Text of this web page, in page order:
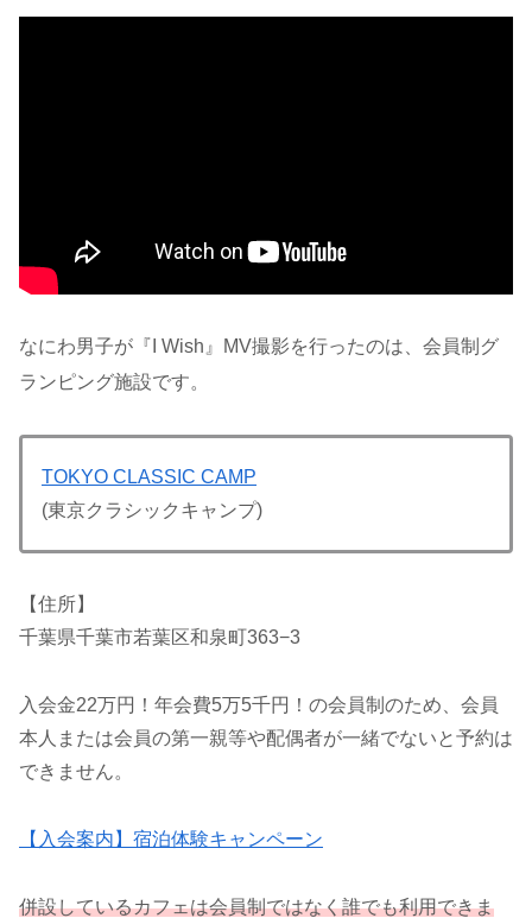
なにわ男子が『I Wish』MV撮影を行ったのは、会員制グ
ランピング施設です。
TOKYO CLASSIC CAMP
(東京クラシックキャンプ)
【住所】
千葉県千葉市若葉区和泉町363−3
入会金22万円！年会費5万5千円！の会員制のため、会員
本人または会員の第一親等や配偶者が一緒でないと予約は
できません。
【入会案内】宿泊体験キャンペーン
併設しているカフェは会員制ではなく誰でも利用できま